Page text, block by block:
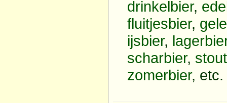
drinkelbier,
fluitjesbier,
ijsbier,
scharbier, stout
zomerbier, etc.